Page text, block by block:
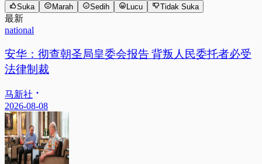
Suka Marah Sedih Lucu Tidak Suka
最新
national
安华：彻查朝圣局皇委会报告 背叛人民委托者必受
法律制裁
马新社
2026-08-08